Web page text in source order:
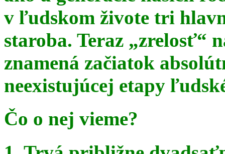
v ľudskom živote tri
staroba. Teraz „zrelosť“
znamená začiatok
neexistujúcej etapy
Čo o nej vieme?